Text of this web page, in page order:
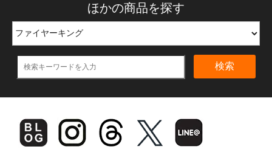
ほかの商品を探す
検索